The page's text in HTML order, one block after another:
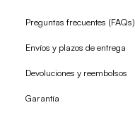
Preguntas frecuentes (FAQs)
Envíos y plazos de entrega
Devoluciones y reembolsos
Garantía